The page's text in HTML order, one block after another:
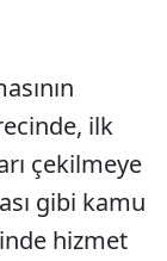
ilk
çekilmeye
gibi kamu
hizmet